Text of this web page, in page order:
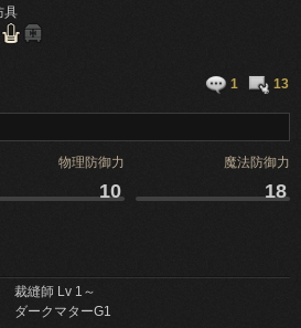
具
1 13
物理防御力 魔法防御力
10 18
裁縫師 Lv 1～
ダークマターG1